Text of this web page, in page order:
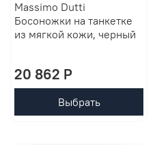
Massimo Dutti
Босоножки на танкетке
из мягкой кожи, черный
20 862 P
Выбрать